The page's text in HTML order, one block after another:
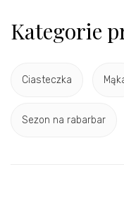
Kategorie
Ciasteczka
Sezon na rabarbar